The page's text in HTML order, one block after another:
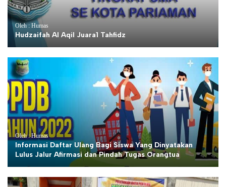
Oleh : Humas
Hudzaifah Al Aqil Juara1 Tahfidz
Oleh : Humas
Informasi Daftar Ulang Bagi Siswa Yang Dinyatakan
Lulus Jalur Afirmasi dan Pindah Tugas Orangtua